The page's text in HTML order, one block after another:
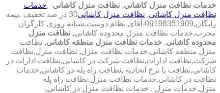
خدمات نظافت منزل کاشانی, نظافت منزل کاشانی ,خدمات
نظافت منزل کاشانی, نظافت منزل کاشانی
30 در صد تخفیف .بیمه
رایگان,09196351909-آقای نظام دوست,شبانه روزی کارگران
مجرب,خدمات نظافت منزل محدوده کاشانی, نظافت منزل
محدوده کاشانی, خدمات نظافت منزل منطقه کاشانی, نظافت
منزل منطقه کاشانی,خدمات نظافت منزل, نظافت منزل,نظافت
شرکت,نظافت ادارات,نظافت شرکت در کاشانی,نظافت ادارات در
کاشانی,نظافت با نرخ اتحادیه ,نظافت راه پله در کاشانی,خدمات
نظافت در کاشانی,خدمات نظافت منزل,نظافت راه پله
منزل,خدمات منزل , خدمات نظافت منزل در کاشانی,